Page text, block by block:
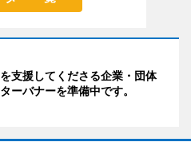
支援してくださる企業・団体
ーバナーを準備中です。